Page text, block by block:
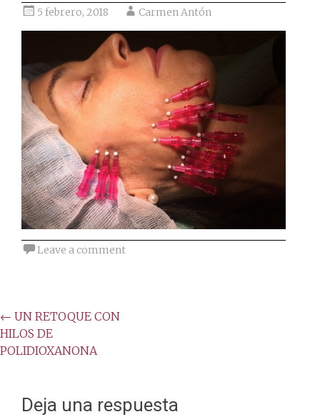
5 febrero, 2018 Carmen Antón
Leave a comment
Post
navigation
← UN RETOQUE CON
HILOS DE
POLIDIOXANONA
Deja una respuesta